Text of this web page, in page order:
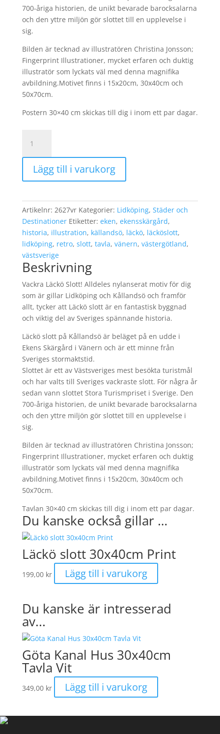
700-åriga historien, de unikt bevarade barocksalarna
och den yttre miljön gör slottet till en upplevelse i
sig.
Bilden är tecknad av illustratören Christina Jonsson;
Fingerprint Illustrationer, mycket erfaren och duktig
illustratör som lyckats väl med denna magnifika
avbildning.Motivet finns i 15x20cm, 30x40cm och
50x70cm.
Postern 30×40 cm skickas till dig i inom ett par dagar.
Slott
30x40cm
Tavla
vit
Lägg till i varukorg
Artikelnr: 2627vr Kategorier: Lidköping, Städer och
Destinationer Etiketter: eken, ekensskärgård,
historia, illustration, källandsö, läckö, läcköslott,
lidköping, retro, slott, tavla, vänern, västergötland,
västsverige
Beskrivning
Vackra Läckö Slott! Alldeles nylanserat motiv för dig
som är gillar Lidköping och Kållandsö och framför
allt, tycker att Läckö slott är en fantastisk byggnad
och viktig del av Sveriges spännande historia.
Läckö slott på Kållandsö är beläget på en udde i
Ekens Skärgård i Vänern och är ett minne från
Sveriges stormaktstid.
Slottet är ett av Västsveriges mest besökta turistmål
och har valts till Sveriges vackraste slott. För några år
sedan vann slottet Stora Turismpriset i Sverige. Den
700-åriga historien, de unikt bevarade barocksalarna
och den yttre miljön gör slottet till en upplevelse i
sig.
Bilden är tecknad av illustratören Christina Jonsson;
Fingerprint Illustrationer, mycket erfaren och duktig
illustratör som lyckats väl med denna magnifika
avbildning.Motivet finns i 15x20cm, 30x40cm och
50x70cm.
Tavlan 30×40 cm skickas till dig i inom ett par dagar.
Du kanske också gillar …
Läckö slott 30x40cm Print
199,00 kr Lägg till i varukorg
Du kanske är intresserad
av...
Göta Kanal Hus 30x40cm
Tavla Vit
349,00 kr Lägg till i varukorg